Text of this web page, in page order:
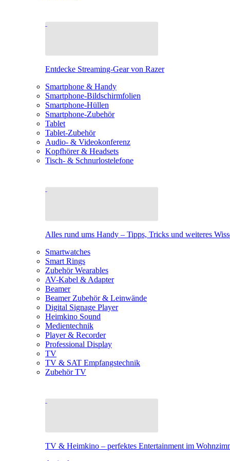
Entdecke Streaming-Gear von Razer
Smartphone & Handy
Smartphone-Bildschirmfolien
Smartphone-Hüllen
Smartphone-Zubehör
Tablet
Tablet-Zubehör
Audio- & Videokonferenz
Kopfhörer & Headsets
Tisch- & Schnurlostelefone
Alles rund ums Handy – Tipps, Tricks und weiteres
Smartwatches
Smart Rings
Zubehör Wearables
AV-Kabel & Adapter
Beamer
Beamer Zubehör & Leinwände
Digital Signage Player
Heimkino Sound
Medientechnik
Player & Recorder
Professional Display
TV
TV & SAT Empfangstechnik
Zubehör TV
TV & Heimkino – perfektes Entertainment im